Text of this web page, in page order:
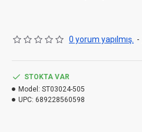
0 yorum yapılmış. -
STOKTA VAR
Model: ST03024-505
UPC: 689228560598